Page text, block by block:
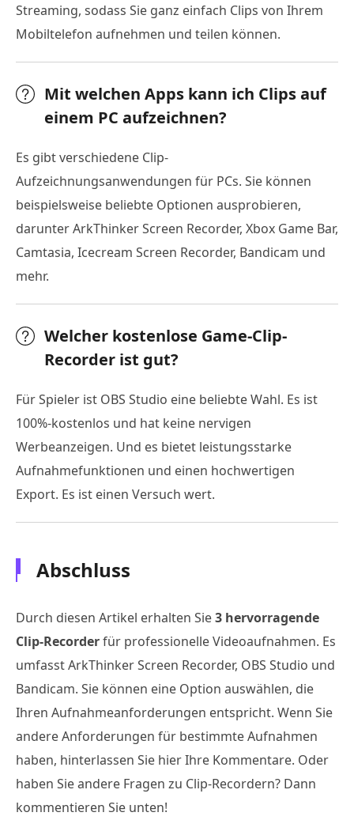
Streaming, sodass Sie ganz einfach Clips von Ihrem
Mobiltelefon aufnehmen und teilen können.
Mit welchen Apps kann ich Clips auf
einem PC aufzeichnen?
Es gibt verschiedene Clip-
Aufzeichnungsanwendungen für PCs. Sie können
beispielsweise beliebte Optionen ausprobieren,
darunter ArkThinker Screen Recorder, Xbox Game Bar,
Camtasia, Icecream Screen Recorder, Bandicam und
mehr.
Welcher kostenlose Game-Clip-
Recorder ist gut?
Für Spieler ist OBS Studio eine beliebte Wahl. Es ist
100%-kostenlos und hat keine nervigen
Werbeanzeigen. Und es bietet leistungsstarke
Aufnahmefunktionen und einen hochwertigen
Export. Es ist einen Versuch wert.
Abschluss
Durch diesen Artikel erhalten Sie3 hervorragende
Clip-Recorderfür professionelle Videoaufnahmen. Es
umfasst ArkThinker Screen Recorder, OBS Studio und
Bandicam. Sie können eine Option auswählen, die
Ihren Aufnahmeanforderungen entspricht. Wenn Sie
andere Anforderungen für bestimmte Aufnahmen
haben, hinterlassen Sie hier Ihre Kommentare. Oder
haben Sie andere Fragen zu Clip-Recordern? Dann
kommentieren Sie unten!